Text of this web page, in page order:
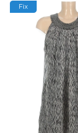
Fix